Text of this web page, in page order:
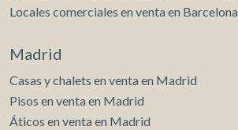
Locales comerciales en venta en Barcelona
Madrid
Casas y chalets en venta en Madrid
Pisos en venta en Madrid
Áticos en venta en Madrid